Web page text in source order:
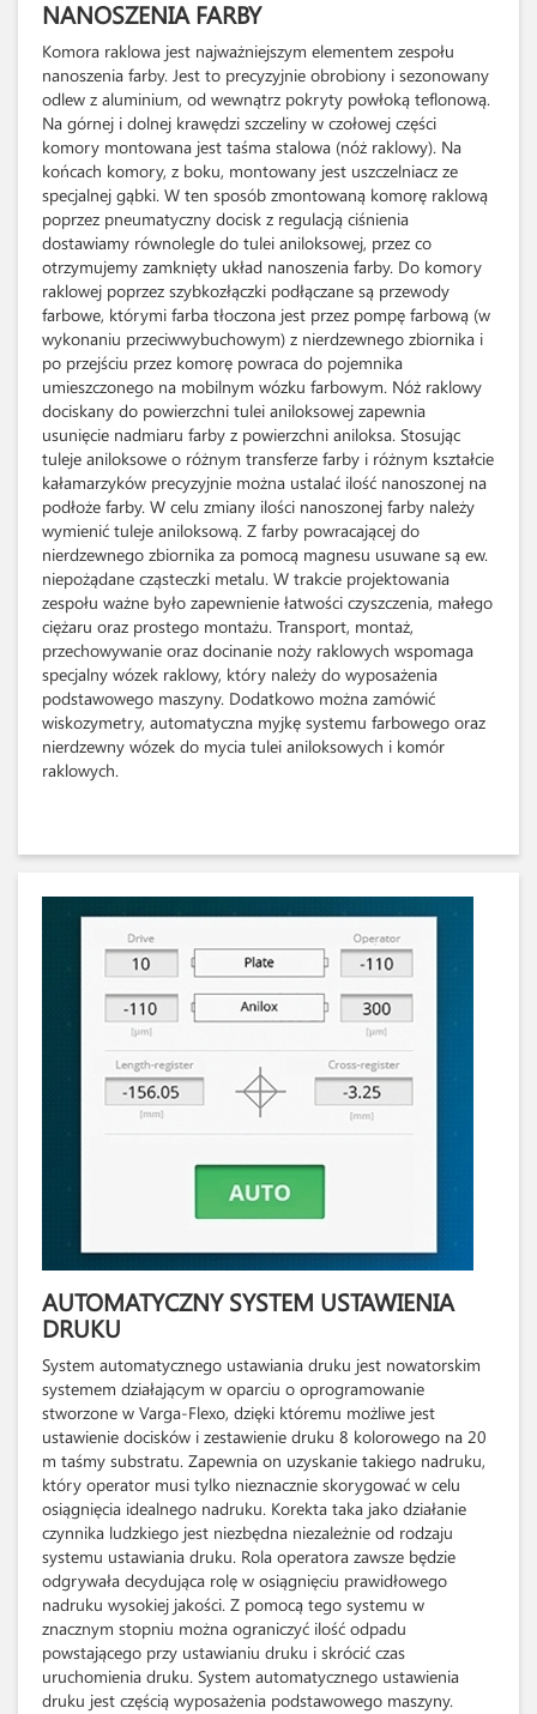
NANOSZENIA FARBY
Komora raklowa jest najważniejszym elementem zespołu
nanoszenia farby. Jest to precyzyjnie obrobiony i sezonowany
odlew z aluminium, od wewnątrz pokryty powłoką teflonową.
Na górnej i dolnej krawędzi szczeliny w czołowej części
komory montowana jest taśma stalowa (nóż raklowy). Na
końcach komory, z boku, montowany jest uszczelniacz ze
specjalnej gąbki. W ten sposób zmontowaną komorę raklową
poprzez pneumatyczny docisk z regulacją ciśnienia
dostawiamy równolegle do tulei aniloksowej, przez co
otrzymujemy zamknięty układ nanoszenia farby. Do komory
raklowej poprzez szybkozłączki podłączane są przewody
farbowe, którymi farba tłoczona jest przez pompę farbową (w
wykonaniu przeciwwybuchowym) z nierdzewnego zbiornika i
po przejściu przez komorę powraca do pojemnika
umieszczonego na mobilnym wózku farbowym. Nóż raklowy
dociskany do powierzchni tulei aniloksowej zapewnia
usunięcie nadmiaru farby z powierzchni aniloksa. Stosując
tuleje aniloksowe o różnym transferze farby i różnym kształcie
kałamarzyków precyzyjnie można ustalać ilość nanoszonej na
podłoże farby. W celu zmiany ilości nanoszonej farby należy
wymienić tuleje aniloksową. Z farby powracającej do
nierdzewnego zbiornika za pomocą magnesu usuwane są ew.
niepożądane cząsteczki metalu. W trakcie projektowania
zespołu ważne było zapewnienie łatwości czyszczenia, małego
ciężaru oraz prostego montażu. Transport, montaż,
przechowywanie oraz docinanie noży raklowych wspomaga
specjalny wózek raklowy, który należy do wyposażenia
podstawowego maszyny. Dodatkowo można zamówić
wiskozymetry, automatyczna myjkę systemu farbowego oraz
nierdzewny wózek do mycia tulei aniloksowych i komór
raklowych.
AUTOMATYCZNY SYSTEM USTAWIENIA
DRUKU
System automatycznego ustawiania druku jest nowatorskim
systemem działającym w oparciu o oprogramowanie
stworzone w Varga-Flexo, dzięki któremu możliwe jest
ustawienie docisków i zestawienie druku 8 kolorowego na 20
m taśmy substratu. Zapewnia on uzyskanie takiego nadruku,
który operator musi tylko nieznacznie skorygować w celu
osiągnięcia idealnego nadruku. Korekta taka jako działanie
czynnika ludzkiego jest niezbędna niezależnie od rodzaju
systemu ustawiania druku. Rola operatora zawsze będzie
odgrywała decydująca rolę w osiągnięciu prawidłowego
nadruku wysokiej jakości. Z pomocą tego systemu w
znacznym stopniu można ograniczyć ilość odpadu
powstającego przy ustawianiu druku i skrócić czas
uruchomienia druku. System automatycznego ustawienia
druku jest częścią wyposażenia podstawowego maszyny.